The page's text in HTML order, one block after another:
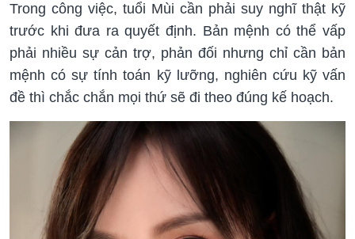
Trong công việc, tuổi Mùi cần phải suy nghĩ thật kỹ
trước khi đưa ra quyết định. Bản mệnh có thể vấp
phải nhiều sự cản trợ, phản đối nhưng chỉ cần bản
mệnh có sự tính toán kỹ lưỡng, nghiên cứu kỹ vấn
đề thì chắc chắn mọi thứ sẽ đi theo đúng kế hoạch.